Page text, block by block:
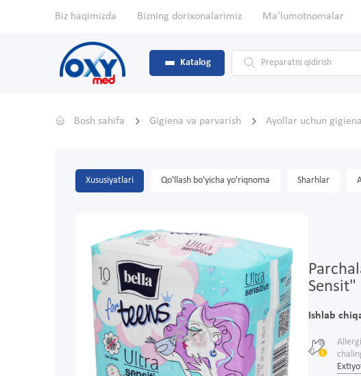
Biz haqimizda Bizning dorixonalarimiz Ma'lumotnomalar
Katalog
Bosh sahifa Gigiena va parvarish Ayollar uchun
Xususiyatlari Qo'llash bo'yicha yo'riqnoma Sharhlar
Ishlab